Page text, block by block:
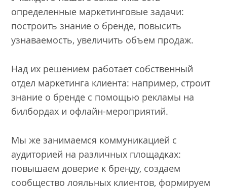
определенные маркетинговые задачи:
построить знание о бренде, повысить
узнаваемость, увеличить объем продаж.
Над их решением работает собственный
отдел маркетинга клиента: например, строит
знание о бренде с помощью рекламы на
билбордах и офлайн-мероприятий.
Мы же занимаемся коммуникацией с
аудиторией на различных площадках:
повышаем доверие к бренду, создаем
сообщество лояльных клиентов, формируем